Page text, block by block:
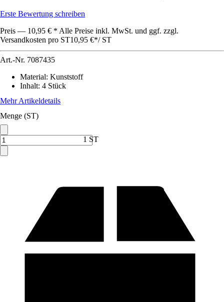
Erste Bewertung schreiben
Preis — 10,95 € * Alle Preise inkl. MwSt. und ggf. zzgl.
Versandkosten pro ST10,95 €*/ ST
Art.-Nr. 7087435
Material: Kunststoff
Inhalt: 4 Stück
Mehr Artikeldetails
Menge (ST)
1 ST